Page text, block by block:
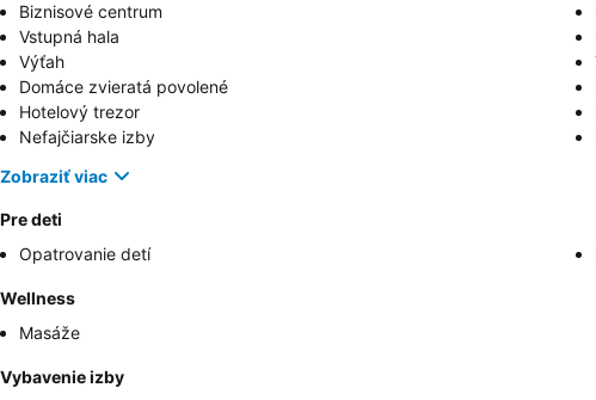
Biznisové centrum
Vstupná hala
Výťah
Domáce zvieratá povolené
Hotelový trezor
Nefajčiarske izby
Zobraziť viac
Pre deti
Opatrovanie detí
Wellness
Masáže
Vybavenie izby